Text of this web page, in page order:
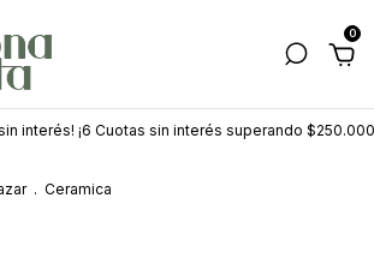
0
sin interés superando $250.000! 💵 ¡20% Off
. Ceramica